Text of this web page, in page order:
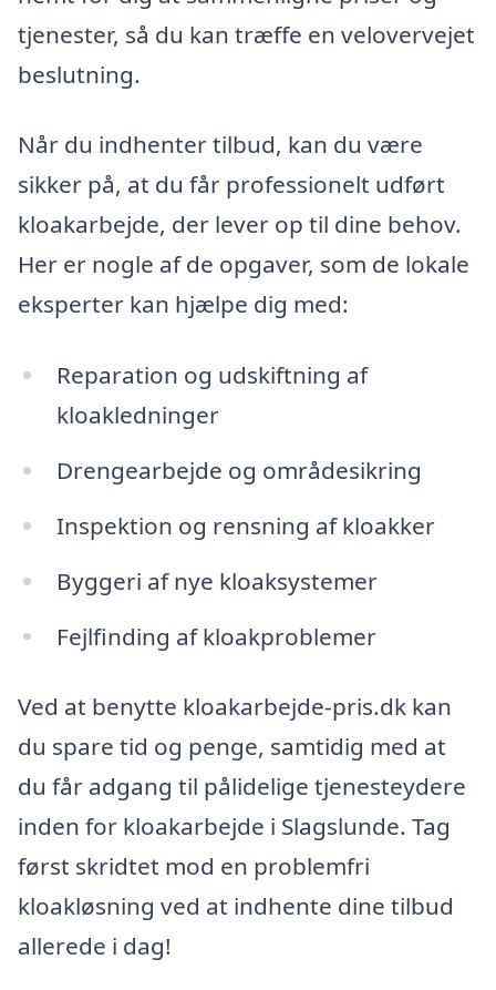
tjenester, så du kan træffe en velovervejet
beslutning.
Når du indhenter tilbud, kan du være
sikker på, at du får professionelt udført
kloakarbejde, der lever op til dine behov.
Her er nogle af de opgaver, som de lokale
eksperter kan hjælpe dig med:
Reparation og udskiftning af
kloakledninger
Drengearbejde og områdesikring
Inspektion og rensning af kloakker
Byggeri af nye kloaksystemer
Fejlfinding af kloakproblemer
Ved at benytte kloakarbejde-pris.dk kan
du spare tid og penge, samtidig med at
du får adgang til pålidelige tjenesteydere
inden for kloakarbejde i Slagslunde. Tag
først skridtet mod en problemfri
kloakløsning ved at indhente dine tilbud
allerede i dag!